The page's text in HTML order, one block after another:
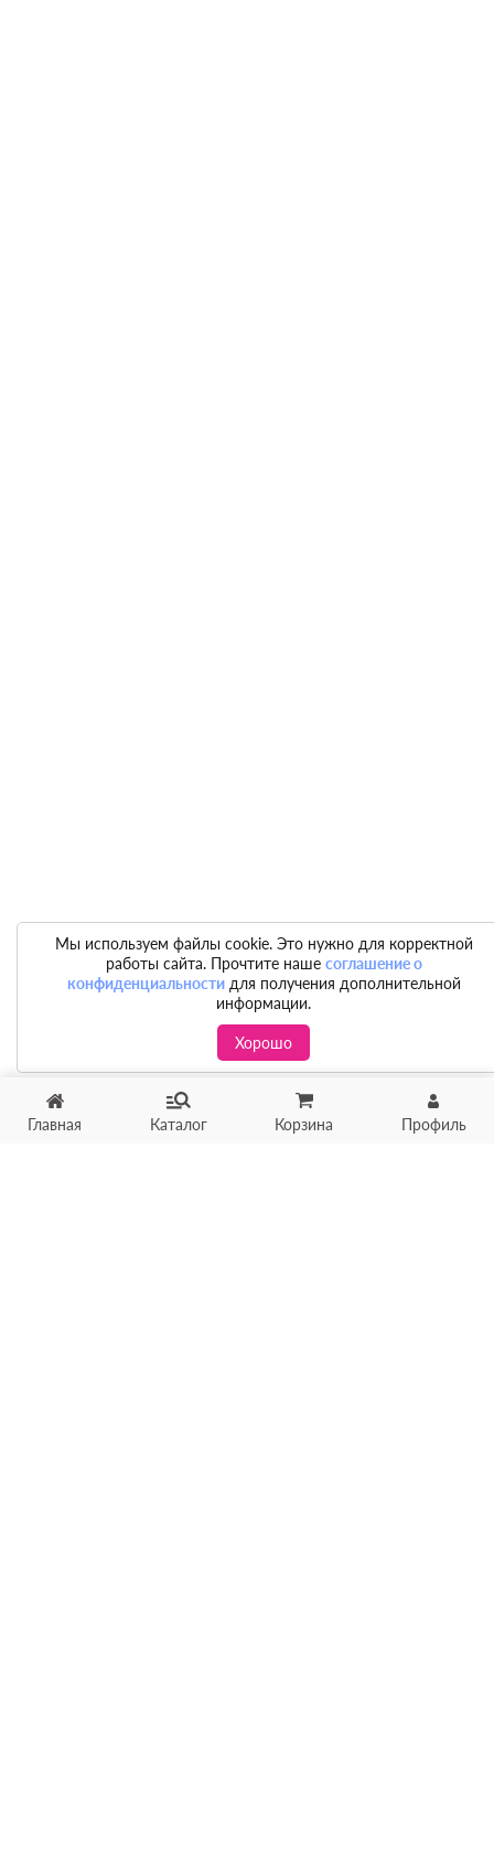
Главная Каталог Корзина Профиль
Мы используем файлы cookie. Это нужно для корректной
работы сайта. Прочтите наше соглашение о
конфиденциальностидля получения дополнительной
информации.
Хорошо